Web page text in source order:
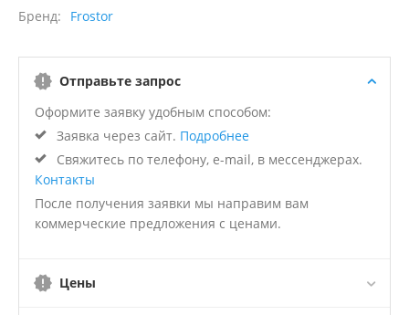
Бренд
Frostor
Отправьте запрос
Оформите заявку удобным способом:
Заявка через сайт. Подробнее
Свяжитесь по телефону, e-mail, в мессенджерах.
Контакты
После получения заявки мы направим вам
коммерческие предложения с ценами.
Цены